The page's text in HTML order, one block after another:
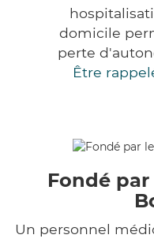
domicile
perte
Être
Fondé
Un personnel